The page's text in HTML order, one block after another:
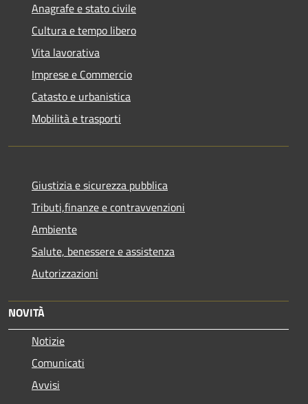
Anagrafe e stato civile
Cultura e tempo libero
Vita lavorativa
Imprese e Commercio
Catasto e urbanistica
Mobilità e trasporti
Giustizia e sicurezza pubblica
Tributi,finanze e contravvenzioni
Ambiente
Salute, benessere e assistenza
Autorizzazioni
NOVITÀ
Notizie
Comunicati
Avvisi